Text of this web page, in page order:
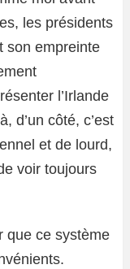
les présidents
son empreinte
l’Irlande
d’un côté, c’est
et de lourd,
voir toujours
que ce système